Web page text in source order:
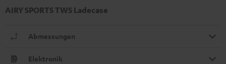
AIRY SPORTS TWS Ladecase
Abmessungen
Elektronik